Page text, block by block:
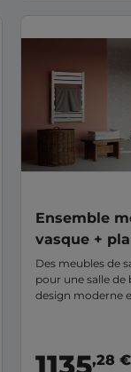
fabriqué en
Ensemble
vasque +
vasque 120
PHOENIX
Des meubles de
pour une salle de
design moderne
,28 €